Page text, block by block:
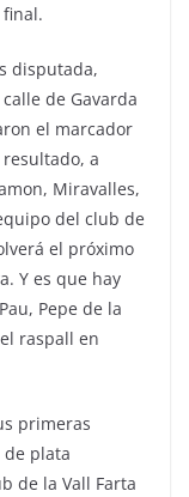
disputada,
de Gavarda
el marcador
a
Miravalles,
del club de
el próximo
Y es que hay
Pepe de la
raspall en
primeras
plata
de la Vall Farta